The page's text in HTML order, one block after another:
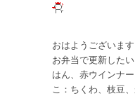
おはようございま
お弁当で更新し
はん、赤ウインナ
こ：ちくわ、枝豆